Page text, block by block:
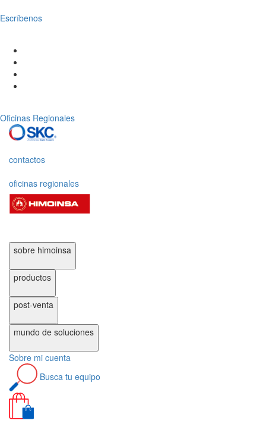
Escríbenos
Oficinas Regionales
contactos
oficinas regionales
sobre himoinsa
productos
post-venta
mundo de soluciones
Sobre mi cuenta
Busca tu equipo